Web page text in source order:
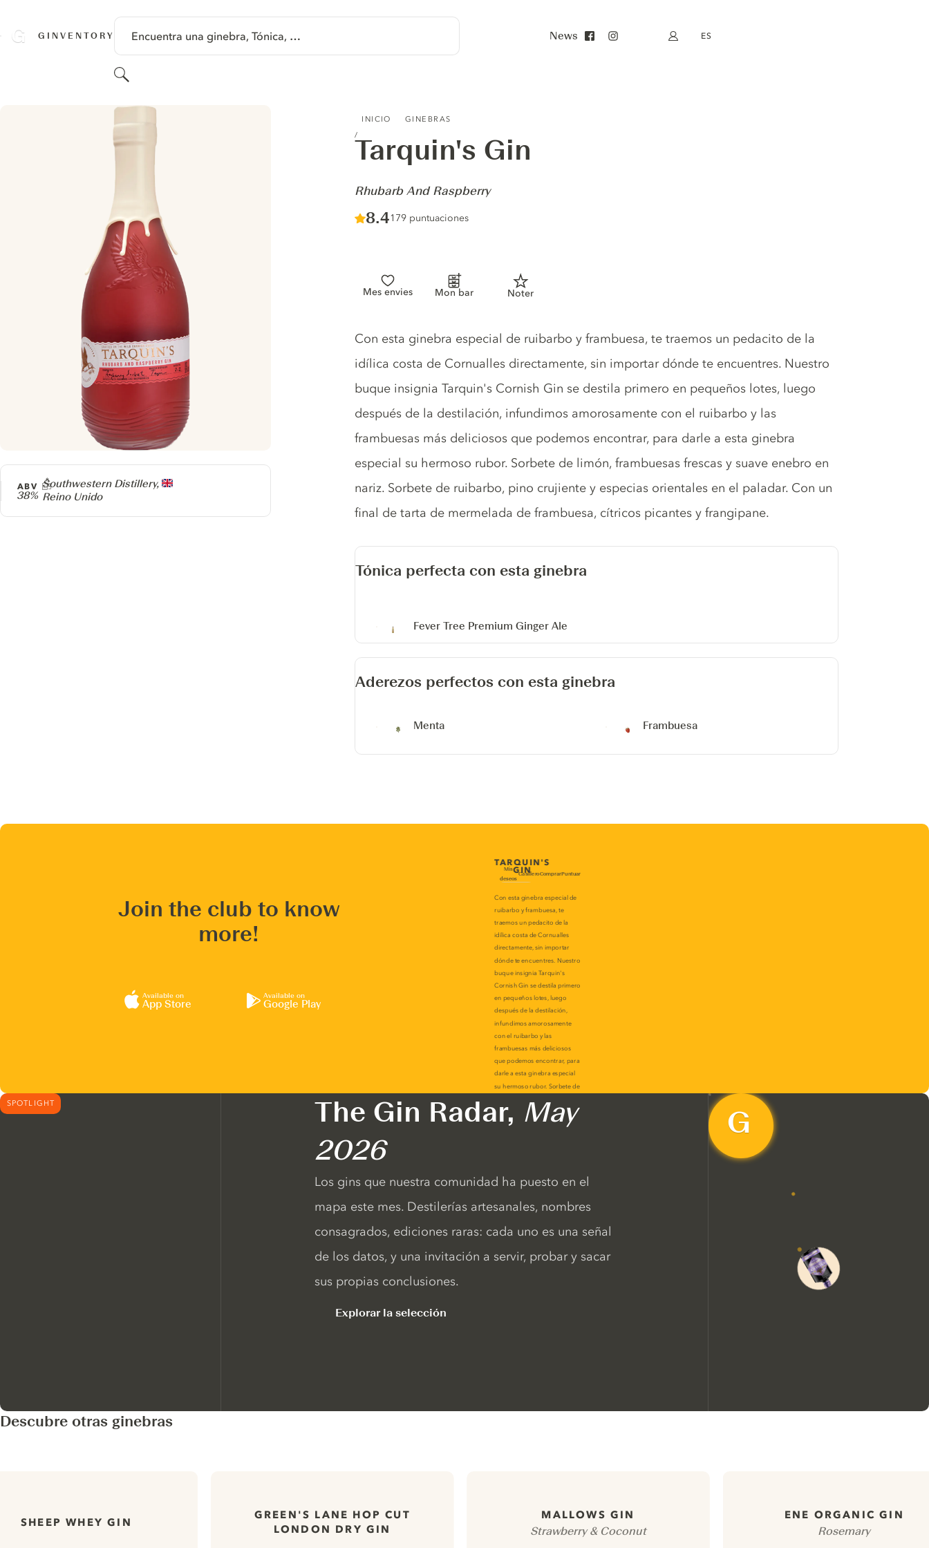
GINVENTORY Encuentra una ginebra, Tónica, …
Buscar
News Mi cuenta
ES
INICIO GINEBRAS
Tarquin's Gin
-
Rhubarb And Raspberry
Score :
8.4/ 10
179 puntuaciones
Mes envies Mon bar Noter
Producer
Southwestern Distillery,
Reino Unido
ABV
38%
Gin description
Con esta ginebra especial de ruibarbo y frambuesa, te traemos un pedacito de la
idílica costa de Cornualles directamente, sin importar dónde te encuentres. Nuestro
buque insignia Tarquin's Cornish Gin se destila primero en pequeños lotes, luego
después de la destilación, infundimos amorosamente con el ruibarbo y las
frambuesas más deliciosos que podemos encontrar, para darle a esta ginebra
especial su hermoso rubor. Sorbete de limón, frambuesas frescas y suave enebro en
nariz. Sorbete de ruibarbo, pino crujiente y especias orientales en el paladar. Con un
final de tarta de mermelada de frambuesa, cítricos picantes y frangipane.
Tónica perfecta con esta ginebra
Fever Tree Premium Ginger Ale
Aderezos perfectos con esta ginebra
Menta Frambuesa
Join the club to know
more!
Available on
App Store
Available on
Google Play
SPOTLIGHT The Gin Radar, May
2026
Los gins que nuestra comunidad ha puesto en el
mapa este mes. Destilerías artesanales, nombres
consagrados, ediciones raras: cada uno es una señal
de los datos, y una invitación a servir, probar y sacar
sus propias conclusiones.
Explorar la selección
Descubre otras ginebras
SHEEP WHEY GIN
GREEN'S LANE HOP CUT
LONDON DRY GIN
MALLOWS GIN
Strawberry & Coconut
ENE ORGANIC GIN
Rosemary
notre politique de gestion